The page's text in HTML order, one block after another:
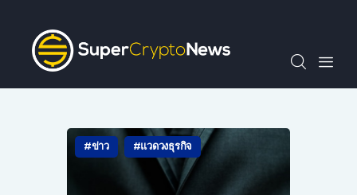
SCN30index
ข่าว
ถาม-ตอบ
ความรู้เบื้องต้น
วีดีโอ
ข่าวประชาสัมพันธ์
ข่าว แวดวงธุรกิจ